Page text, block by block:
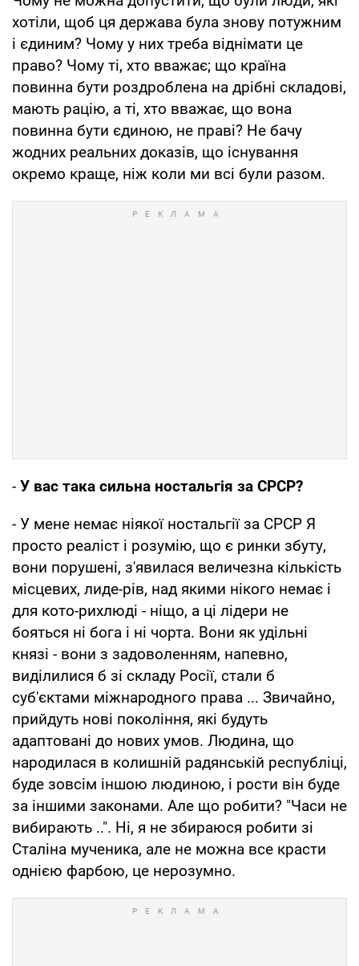
хотіли, щоб ця держава була знову потужним
і єдиним? Чому у них треба віднімати це
право? Чому ті, хто вважає; що країна
повинна бути роздроблена на дрібні складові,
мають рацію, а ті, хто вважає, що вона
повинна бути єдиною, не праві? Не бачу
жодних реальних доказів, що існування
окремо краще, ніж коли ми всі були разом.
- У вас така сильна ностальгія за СРСР?
- У мене немає ніякої ностальгії за СРСР Я
просто реаліст і розумію, що є ринки збуту,
вони порушені, з'явилася величезна кількість
місцевих, лиде-рів, над якими нікого немає і
для кото-рихлюді - ніщо, а ці лідери не
бояться ні бога і ні чорта. Вони як удільні
князі - вони з задоволенням, напевно,
виділилися б зі складу Росії, стали б
суб'єктами міжнародного права ... Звичайно,
прийдуть нові покоління, які будуть
адаптовані до нових умов. Людина, що
народилася в колишній радянській республіці,
буде зовсім іншою людиною, і рости він буде
за іншими законами. Але що робити? "Часи не
вибирають ..". Ні, я не збираюся робити зі
Сталіна мученика, але не можна все красти
однією фарбою, це нерозумно.